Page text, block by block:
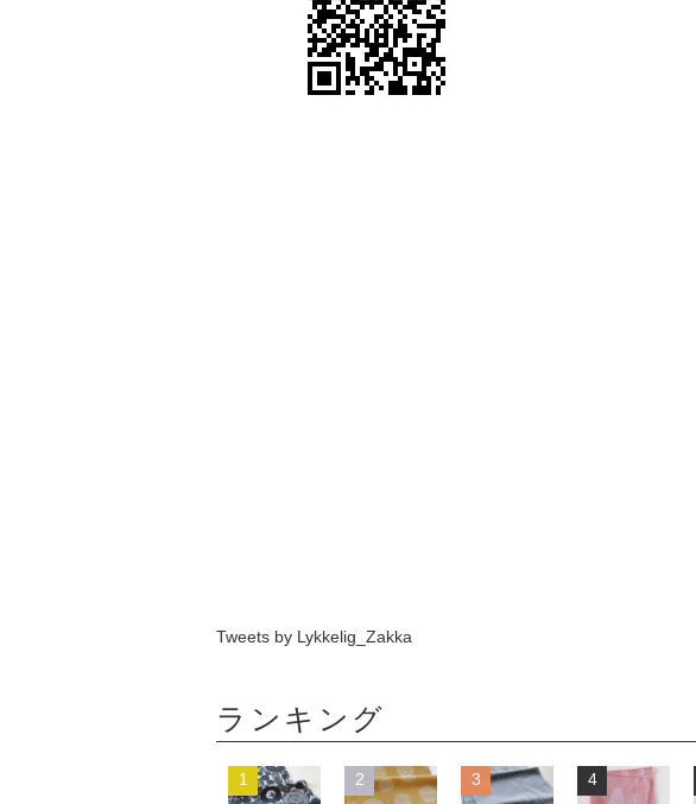
Tweets by Lykkelig_Zakka
ランキング
1 2 3 4